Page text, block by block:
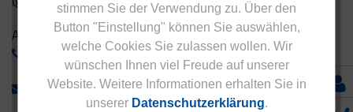
stimmen Sie der Verwendung zu. Über den
Button "Einstellung" können Sie auswählen,
welche Cookies Sie zulassen wollen. Wir
wünschen Ihnen viel Freude auf unserer
Website. Weitere Informationen erhalten Sie in
unserer Datenschutzerklärung.
Ausland:
+49 - 5042 940 660
info@eucell.de